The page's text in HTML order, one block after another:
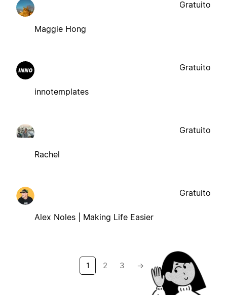
Maggie Hong
Gratuito
innotemplates
Gratuito
Rachel
Gratuito
Alex Noles | Making Life Easier
Gratuito
1 2 3 →